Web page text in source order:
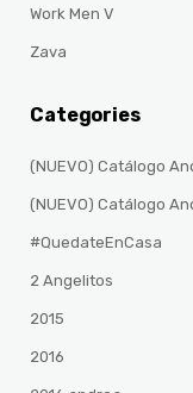
Work Men V
Zava
Categories
(NUEVO) Catálogo
(NUEVO) Catálogo
#QuedateEnCasa
2 Angelitos
2015
2016